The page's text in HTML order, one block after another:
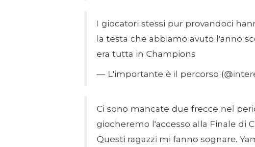
I giocatori stessi pur provandoci
la testa che abbiamo avuto l'anno
era tutta in Champions
— L'importante è il percorso
Ci sono mancate due frecce nel
giocheremo l'accesso alla Finale di
Questi ragazzi mi fanno sognare.